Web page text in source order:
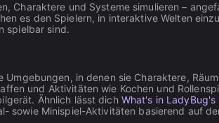
Charaktere und Systeme simulieren –
es den Spielern, in interaktive Welten
spielbar sind.
in denen sie Charaktere,
und Aktivitäten wie Kochen und
Ähnlich lässt dich What's in LadyBug's
sowie Minispiel-Aktivitäten basierend auf